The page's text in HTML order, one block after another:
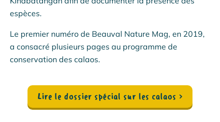
espèces.
Le premier numéro de Beauval Nature Mag, en 2019,
a consacré plusieurs pages au programme de
conservation des calaos.
Lire le dossier spécial sur les calaos ›